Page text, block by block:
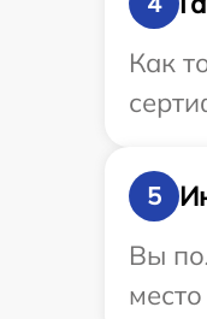
Как
5
Вы